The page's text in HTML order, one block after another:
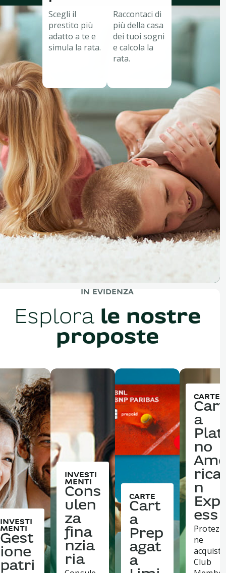
Scegli il
prestito più
adatto a te e
simula la rata.
Raccontaci di
più della casa
dei tuoi sogni
e calcola la
rata.
IN EVIDENZA
Esplorale nostre
proposte
INVESTI
MENTI
Gest
ione
patri
INVESTI
MENTI
Cons
ulen
za
fina
nzia
ria
CARTE
Cart
a
Prep
agat
a
CARTE
Cart
a
Plati
no
Ame
rica
n
ess
ne
acquisti,
Club